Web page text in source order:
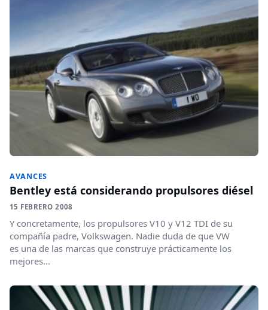
AVANCES
Bentley está considerando propulsores diésel
15 FEBRERO 2008
Y concretamente, los propulsores V10 y V12 TDI de su
compañía padre, Volkswagen. Nadie duda de que VW
es una de las marcas que construye prácticamente los
mejores...